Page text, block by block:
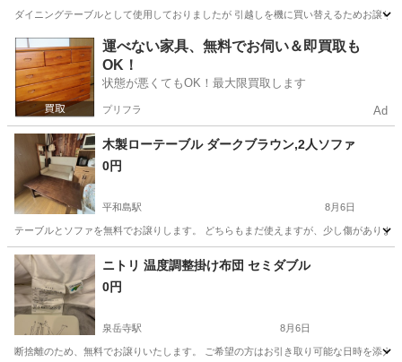
ダイニングテーブルとして使用しておりましたが 引越しを機に買い替えるためお譲
東京 目黒区 西小山駅 テーブル ダイニング
運べない家具、無料でお伺い＆即買取も
OK！
状態が悪くてもOK！最大限買取します
プリフラ Ad
木製ローテーブル ダークブラウン,2人ソファ
0円
平和島駅 8月6日
テーブルとソファを無料でお譲りします。 どちらもまだ使えますが、少し傷があり
東京 大田区 平和島駅 ソファ ロー
ニトリ 温度調整掛け布団 セミダブル
0円
泉岳寺駅 8月6日
断捨離のため、無料でお譲りいたします。 ご希望の方はお引き取り可能な日時を添え